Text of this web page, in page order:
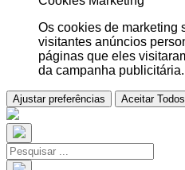
Os cookies de marketing
visitantes anúncios
páginas que eles
da campanha publicitária.
Ajustar preferências Aceitar Todos